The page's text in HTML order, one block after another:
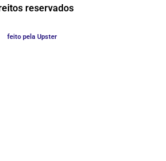
reservados
feito pela Upster